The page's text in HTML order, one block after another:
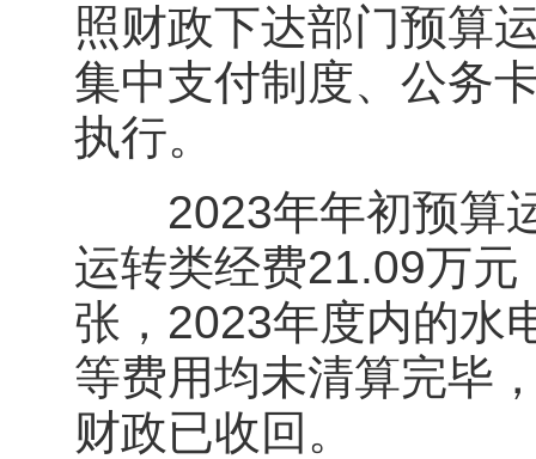
照财政下达部门预算
集中支付制度、公务
执行。
2023年年初预算运
运转类经费21.09万
张，2023年度内的水
等费用均未清算完毕
财政已收回。